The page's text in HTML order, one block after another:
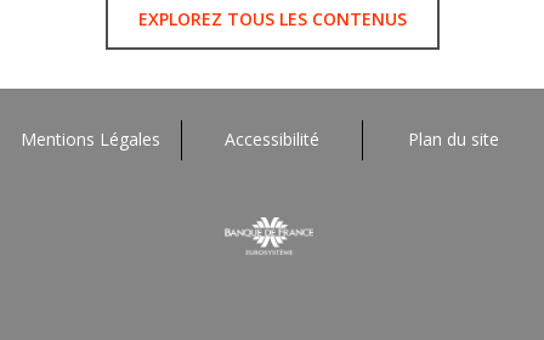
EXPLOREZ TOUS LES CONTENUS
Mentions Légales Accessibilité Plan du site